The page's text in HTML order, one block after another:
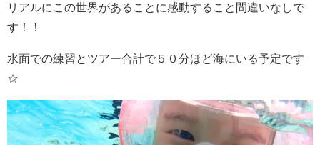
リアルにこの世界があることに感動すること間違いなしで
す！！
水面での練習とツアー合計で５０分ほど海にいる予定です
☆